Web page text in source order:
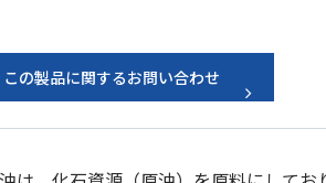
この製品に関するお問い合わせ